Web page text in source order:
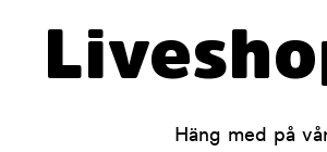
Häng med på